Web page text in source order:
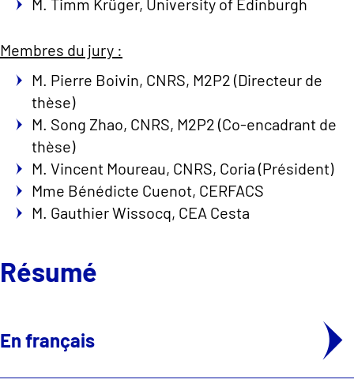
Membres du jury :
M. Pierre Boivin, CNRS, M2P2 (Directeur de
thèse)
M. Song Zhao, CNRS, M2P2 (Co-encadrant de
thèse)
M. Vincent Moureau, CNRS, Coria (Président)
Mme Bénédicte Cuenot, CERFACS
M. Gauthier Wissocq, CEA Cesta
Résumé
En français